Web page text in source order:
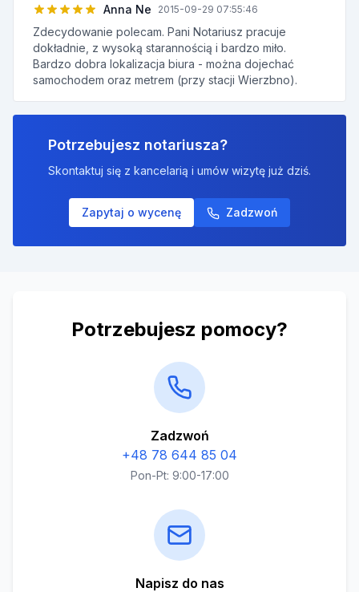
Anna Ne 2015-09-29 07:55:46
Zdecydowanie polecam. Pani Notariusz pracuje
dokładnie, z wysoką starannością i bardzo miło.
Bardzo dobra lokalizacja biura - można dojechać
samochodem oraz metrem (przy stacji Wierzbno).
Potrzebujesz notariusza?
Skontaktuj się z kancelarią i umów wizytę już dziś.
Zapytaj o wycenę Zadzwoń
Potrzebujesz pomocy?
Zadzwoń
+48 78 644 85 04
Pon-Pt: 9:00-17:00
Napisz do nas